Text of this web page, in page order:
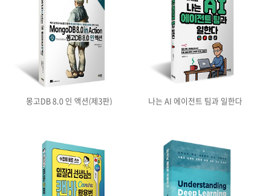
몽고DB 8.0 인 액션(제3판) 나는 AI 에이전트 팀과 일한다